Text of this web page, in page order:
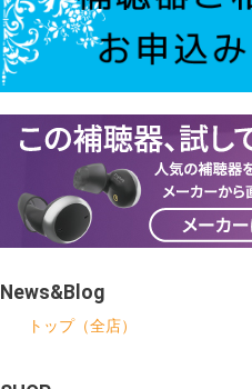
News&Blog
トップ（全店）